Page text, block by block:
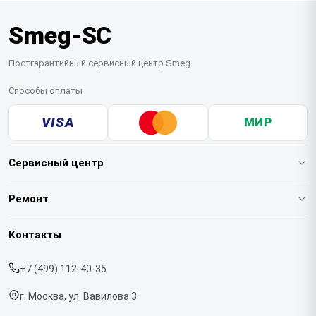
Smeg-SC
Постгарантийный сервисный центр Smeg
Способы оплаты
VISA МИР
Сервисный центр
О нашем сервисе
Срочный ремонт
Доставка и способы оплаты
Ремонт
Кофемашин
Контакты
+7 (499) 112-40-35
г. Москва, ул. Вавилова 3